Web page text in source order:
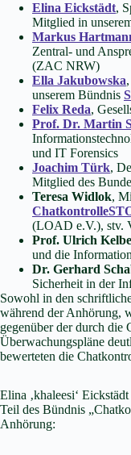
Elina Eickstädt,
Mitglied in
Markus
Zentral- und
(ZAC NRW)
Ella Jakubowska
unserem Bündnis
Felix Reda,
Prof. Dr. Martin
und IT Forensics
Joachim Türk,
Mitglied des
Teresa Widlok,
(LOAD e.V.), stv.
Prof. Ulrich
und die
Dr. Gerhard
Sicherheit in der
Sowohl in den
während der Anhörung,
gegenüber der durch die
Überwachungspläne
bewerteten die
Elina ‚khaleesi‘
Teil des Bündnis
Anhörung: